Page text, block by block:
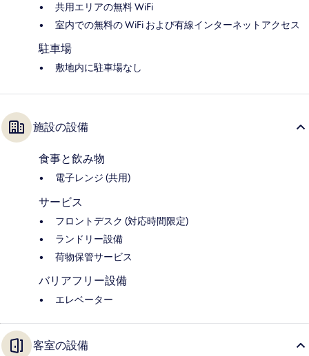
共用エリアの無料 WiFi
室内での無料の WiFi および有線インターネットアクセス
駐車場
敷地内に駐車場なし
施設の設備
食事と飲み物
電子レンジ (共用)
サービス
フロントデスク (対応時間限定)
ランドリー設備
荷物保管サービス
バリアフリー設備
エレベーター
客室の設備